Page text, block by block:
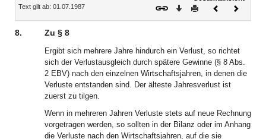
Text gilt ab: 01.07.1987
Download
DruckenVorheriges
8. Zu § 8
Ergibt sich mehrere Jahre hindurch ein Verlust, so richtet
sich der Verlustausgleich durch spätere Gewinne (§ 8 Abs.
2 EBV) nach den einzelnen Wirtschaftsjahren, in denen die
Verluste entstanden sind. Der älteste Jahresverlust ist
zuerst zu tilgen.
Wenn in mehreren Jahren Verluste stets auf neue Rechnung
vorgetragen werden, so sollten in der Bilanz oder im Anhang
die Verluste nach den Wirtschaftsjahren, auf die sie